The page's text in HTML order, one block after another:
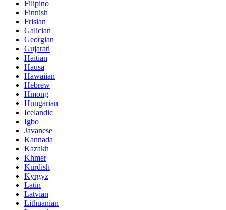
Filipino
Finnish
Frisian
Galician
Georgian
Gujarati
Haitian
Hausa
Hawaiian
Hebrew
Hmong
Hungarian
Icelandic
Igbo
Javanese
Kannada
Kazakh
Khmer
Kurdish
Kyrgyz
Latin
Latvian
Lithuanian